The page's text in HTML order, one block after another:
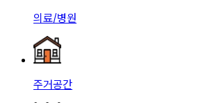
의료/병원
주거공간